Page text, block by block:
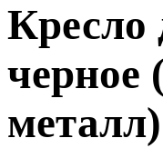
Кресло
черное
металл)